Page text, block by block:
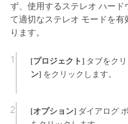
ず、使用するステレオ ハード
て適切なステレオ モードを
ります。
[プロジェクト]タブをクリ
ン]をクリックします。
[オプション]ダイアログ ボ